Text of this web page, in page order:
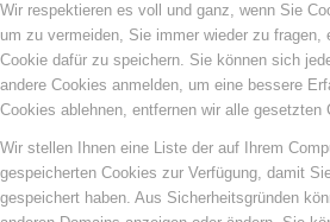
Wir respektieren es voll und ganz, wenn Sie
um zu vermeiden, Sie immer wieder zu fragen,
Cookie dafür zu speichern. Sie können sich
andere Cookies anmelden, um eine bessere
Cookies ablehnen, entfernen wir alle gesetzten
Wir stellen Ihnen eine Liste der auf Ihrem
gespeicherten Cookies zur Verfügung, damit
gespeichert haben. Aus Sicherheitsgründen